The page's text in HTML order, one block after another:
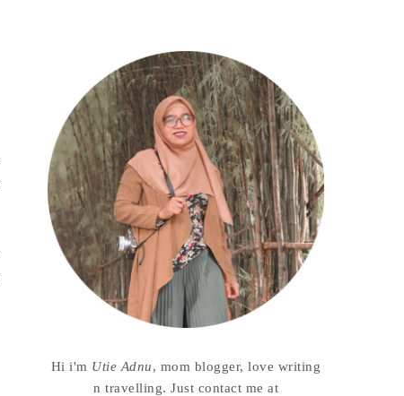
Hi i'm Utie Adnu, mom blogger, love writing
n travelling. Just contact me at